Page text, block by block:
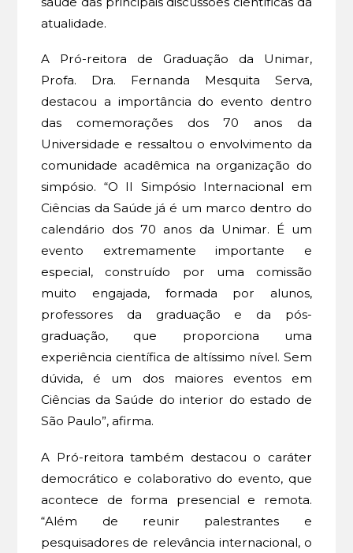
atualidade.
A Pró-reitora de Graduação da Unimar,
Profa. Dra. Fernanda Mesquita Serva,
destacou a importância do evento dentro
das comemorações dos 70 anos da
Universidade e ressaltou o envolvimento da
comunidade acadêmica na organização do
simpósio. “O II Simpósio Internacional em
Ciências da Saúde já é um marco dentro do
calendário dos 70 anos da Unimar. É um
evento extremamente importante e
especial, construído por uma comissão
muito engajada, formada por alunos,
professores da graduação e da pós-
graduação, que proporciona uma
experiência científica de altíssimo nível. Sem
dúvida, é um dos maiores eventos em
Ciências da Saúde do interior do estado de
São Paulo”, afirma.
A Pró-reitora também destacou o caráter
democrático e colaborativo do evento, que
acontece de forma presencial e remota.
“Além de reunir palestrantes e
pesquisadores de relevância internacional, o